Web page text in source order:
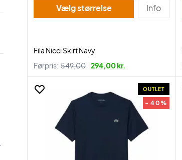
Vælg størrelse Info
Fila Nicci Skirt Navy
Førpris: 549,00 294,00 kr.
OUTLET
- 40%